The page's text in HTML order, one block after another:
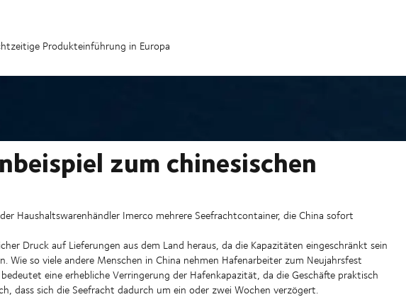
Produkteinführung in Europa
zum chinesischen
Haushaltswarenhändler Imerco mehrere Seefrachtcontainer, die China sofort
Druck auf Lieferungen aus dem Land heraus, da die Kapazitäten eingeschränkt sein
Wie so viele andere Menschen in China nehmen Hafenarbeiter zum Neujahrsfest
eine erhebliche Verringerung der Hafenkapazität, da die Geschäfte praktisch
dass sich die Seefracht dadurch um ein oder zwei Wochen verzögert.